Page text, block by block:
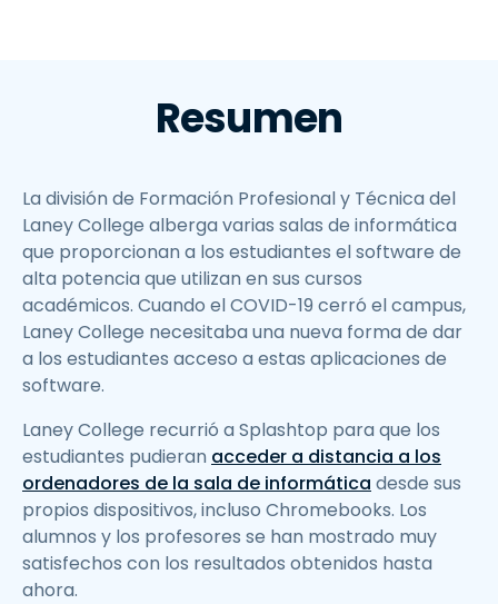
Resumen
La división de Formación Profesional y Técnica del
Laney College alberga varias salas de informática
que proporcionan a los estudiantes el software de
alta potencia que utilizan en sus cursos
académicos. Cuando el COVID-19 cerró el campus,
Laney College necesitaba una nueva forma de dar
a los estudiantes acceso a estas aplicaciones de
software.
Laney College recurrió a Splashtop para que los
estudiantes pudieran acceder a distancia a los
ordenadores de la sala de informática desde sus
propios dispositivos, incluso Chromebooks. Los
alumnos y los profesores se han mostrado muy
satisfechos con los resultados obtenidos hasta
ahora.